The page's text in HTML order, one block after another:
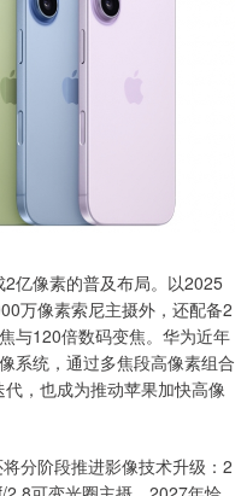
亿像素的普及布局。以2025
万像素索尼主摄外，还配备2
与120倍数码变焦。华为近年
系统，通过多焦段高像素组合
，也成为推动苹果加快高像
分阶段推进影像技术升级：2